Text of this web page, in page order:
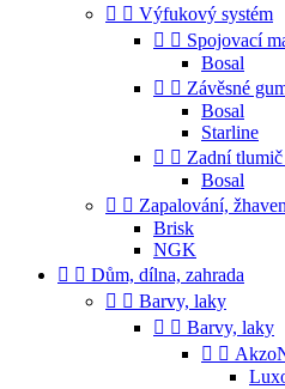
  Výfukový systém
  Spojovací
Bosal
  Závěsné
Bosal
Starline
  Zadní
Bosal
  Zapalování,
Brisk
NGK
  Dům, dílna, zahrada
  Barvy, laky
  Barvy, laky
 